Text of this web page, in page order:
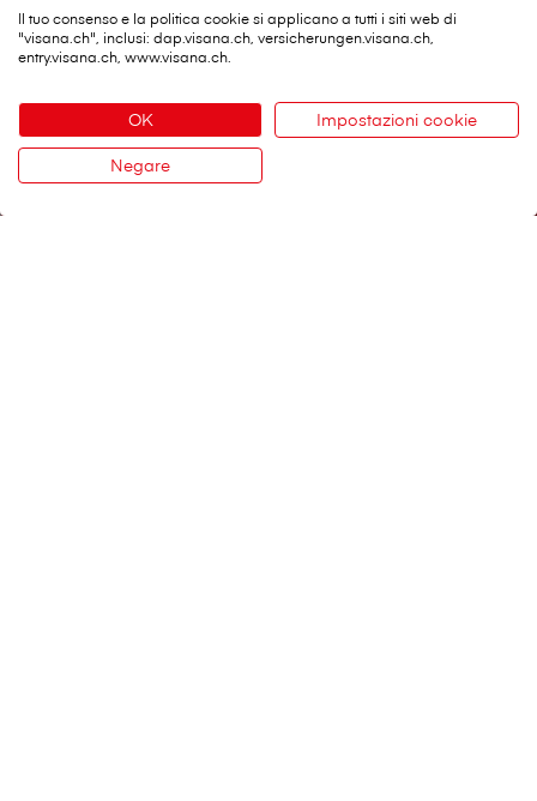
Sede centrale
Weltpoststrasse 19
3000 Berna 16
Telefono:0848 848 899
Il tuo consenso e la politica cookie si applicano a tutti i siti web di
"visana.ch", inclusi: dap.visana.ch, versicherungen.visana.ch,
entry.visana.ch, www.visana.ch.
OK
Impostazioni cookie
Negare